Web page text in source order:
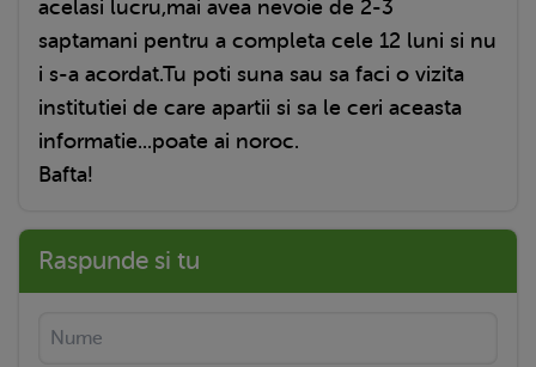
acelasi lucru,mai avea nevoie de 2-3
saptamani pentru a completa cele 12 luni si nu
i s-a acordat.Tu poti suna sau sa faci o vizita
institutiei de care apartii si sa le ceri aceasta
informatie...poate ai noroc.
Bafta!
Raspunde si tu